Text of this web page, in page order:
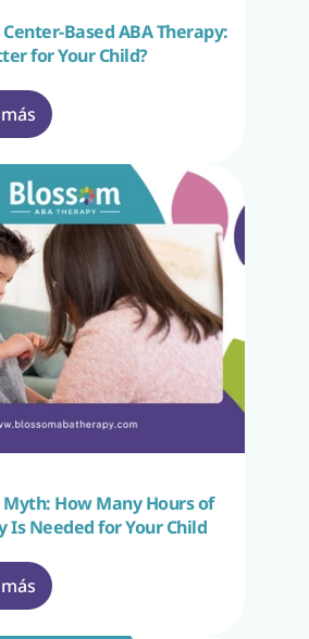
Based ABA Therapy:
for Your Child?
Myth: How Many Hours of
Is Needed for Your Child